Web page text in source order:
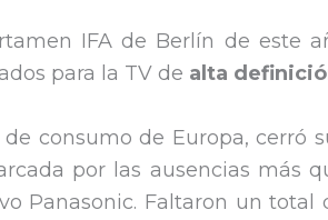
IFA de Berlín de este
para la TV de alta
consumo de Europa, cerró
por las ausencias más
Panasonic. Faltaron un total